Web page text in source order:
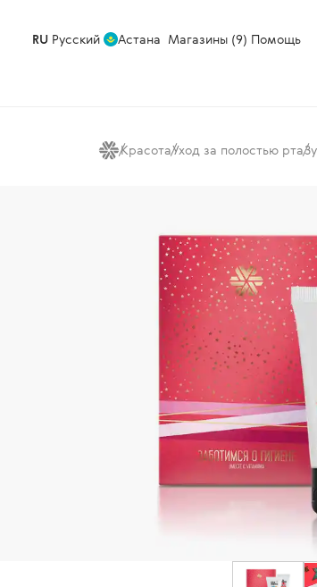
RU Русский Астана Магазины (9) Помощь
КрасотаУход за полостью рта